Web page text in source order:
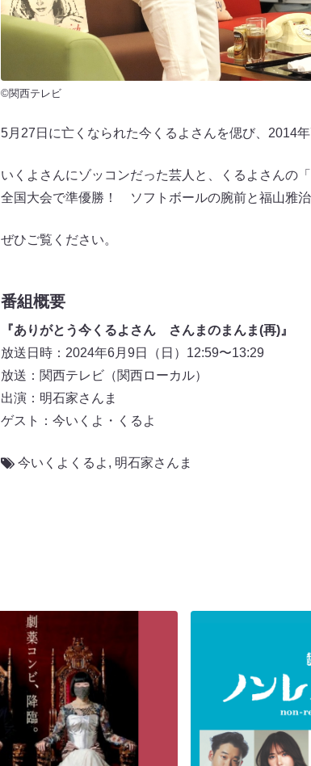
©関西テレビ
5月27日に亡くなられた今くるよさんを偲び、2014
いくよさんにゾッコンだった芸人と、くるよさんの
全国大会で準優勝！ ソフトボールの腕前と福山雅治
ぜひご覧ください。
番組概要
『ありがとう今くるよさん さんまのまんま(再)』
放送日時：2024年6月9日（日）12:59〜13:29
放送：関西テレビ（関西ローカル）
出演：明石家さんま
ゲスト：今いくよ・くるよ
今いくよくるよ , 明石家さんま